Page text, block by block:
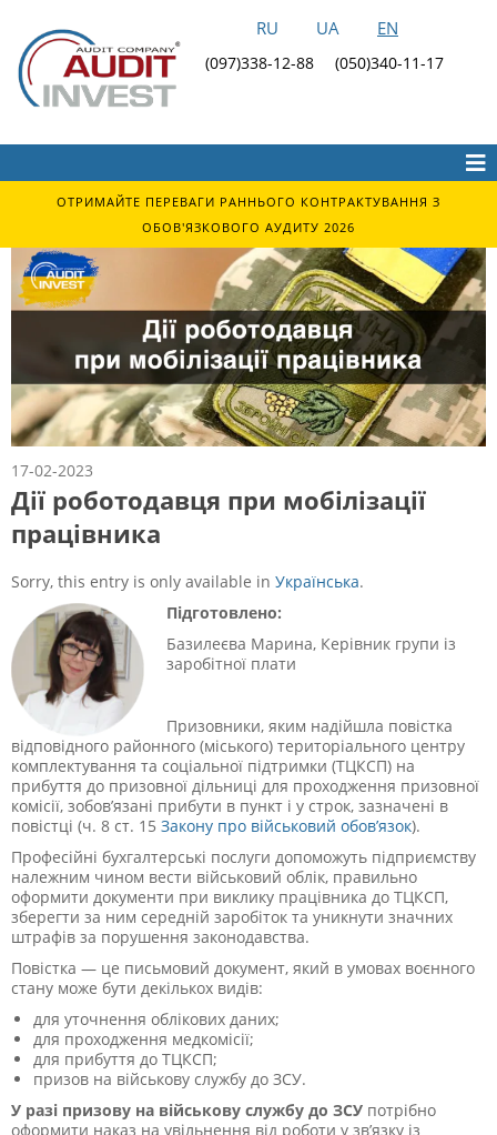
RU UA EN
(097)338-12-88 (050)340-11-17
ОТРИМАЙТЕ ПЕРЕВАГИ РАННЬОГО КОНТРАКТУВАННЯ З
ОБОВ'ЯЗКОВОГО АУДИТУ 2026
17-02-2023
Дії роботодавця при мобілізації
працівника
Sorry, this entry is only available in Українська.
Підготовлено:
Базилеєва Марина, Керівник групи із
заробітної плати
Призовники, яким надійшла повістка
відповідного районного (міського) територіального центру
комплектування та соціальної підтримки (ТЦКСП) на
прибуття до призовної дільниці для проходження призовної
комісії, зобов’язані прибути в пункт і у строк, зазначені в
повістці (ч. 8 ст. 15 Закону про військовий обов’язок).
Професійні бухгалтерські послуги допоможуть підприємству
належним чином вести військовий облік, правильно
оформити документи при виклику працівника до ТЦКСП,
зберегти за ним середній заробіток та уникнути значних
штрафів за порушення законодавства.
Повістка — це письмовий документ, який в умовах воєнного
стану може бути декількох видів:
для уточнення облікових даних;
для проходження медкомісії;
для прибуття до ТЦКСП;
призов на військову службу до ЗСУ.
У разі призову на військову службу до ЗСУ потрібно
оформити наказ на увільнення від роботи у зв’язку із